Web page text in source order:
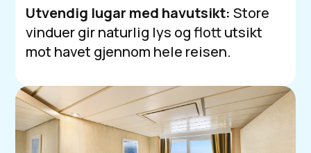
Utvendig lugar med havutsikt: Store
vinduer gir naturlig lys og flott utsikt
mot havet gjennom hele reisen.